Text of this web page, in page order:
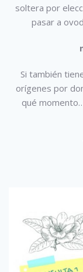
soltera por
pasar a
Si también
orígenes por
qué